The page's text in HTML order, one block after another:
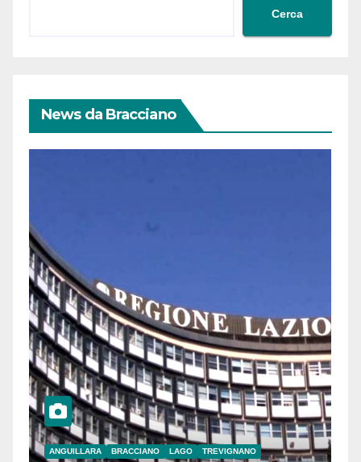
Cerca
News da Bracciano
ANGUILLARA BRACCIANO LAGO TREVIGNANO